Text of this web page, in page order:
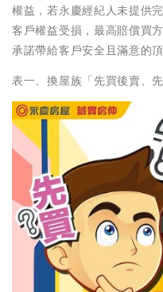
權益，若永慶經紀人未提供
客戶權益受損，最高賠償買
承諾帶給客戶安全且滿意的頂
表一、換屋族「先買後賣、